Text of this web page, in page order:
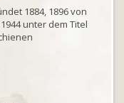
1884, 1896 von
unter dem Titel